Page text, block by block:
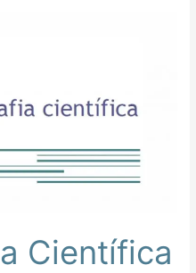
Científica